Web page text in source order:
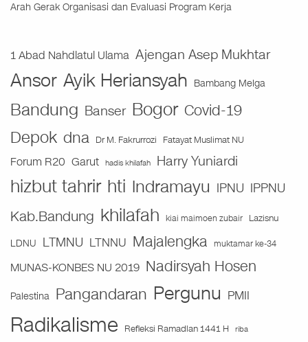
Arah Gerak Organisasi dan Evaluasi Program Kerja
1 Abad Nahdlatul Ulama Ajengan Asep Mukhtar
Ansor Ayik Heriansyah Bambang Melga
Bandung Banser Bogor Covid-19
Depok dna Dr M. Fakrurrozi Fatayat Muslimat NU
Forum R20 Garut hadis khilafah Harry Yuniardi
hizbut tahrir hti Indramayu IPNU IPPNU
Kab.Bandung khilafah kiai maimoen zubair
Lazisnu
LDNU LTMNU LTNNU Majalengka muktamar ke-34
MUNAS-KONBES NU 2019 Nadirsyah Hosen
Palestina Pangandaran Pergunu PMII
Radikalisme Refleksi Ramadlan 1441 H riba